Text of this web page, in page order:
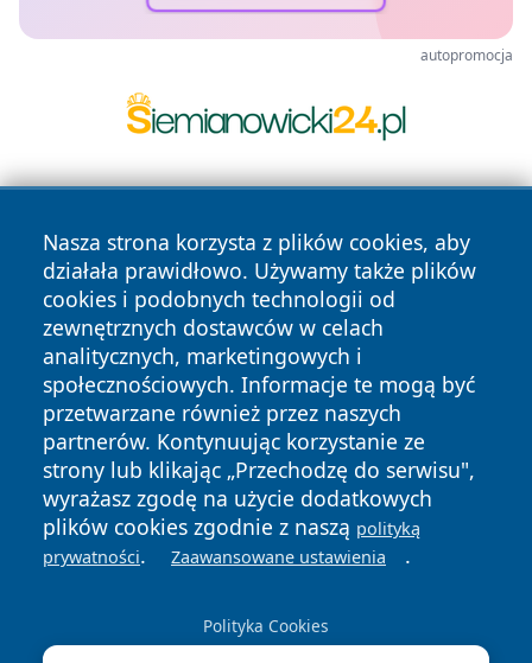
autopromocja
Nasza strona korzysta z plików cookies, aby
działała prawidłowo. Używamy także plików
cookies i podobnych technologii od
zewnętrznych dostawców w celach
analitycznych, marketingowych i
społecznościowych. Informacje te mogą być
przetwarzane również przez naszych
partnerów. Kontynuując korzystanie ze
strony lub klikając „Przechodzę do serwisu",
wyrażasz zgodę na użycie dodatkowych
plików cookies zgodnie z naszą polityką
prywatności. Zaawansowane ustawienia .
Polityka Cookies
Copyright © 2026 raciborski24.pl Wszystkie prawa
zastrzeżone.
News Autorzy
Polityka
Prywatności
Polityka
Cookies